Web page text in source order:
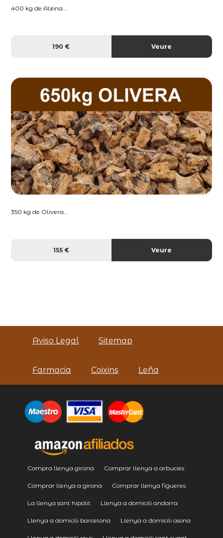
400 kg de Alzina...
190 € Veure
350 kg de Olivera...
155 € Veure
Aviso Legal Sitemap
Farmacia Coixins Leña
Compra llenya girona Comprar llenya a arbucies
Comprar llenya a girona Comprar llenya figueres
La llenya sant hipolit Llenya a domicili andorra
Llenya a domicili barcelona Llenya a domicili osona